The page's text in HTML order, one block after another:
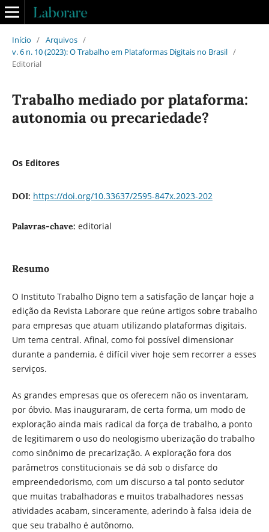
Início / Arquivos /
v. 6 n. 10 (2023): O Trabalho em Plataformas Digitais no Brasil /
Editorial
Trabalho mediado por plataforma:
autonomia ou precariedade?
Os Editores
DOI: https://doi.org/10.33637/2595-847x.2023-202
Palavras-chave: editorial
Resumo
O Instituto Trabalho Digno tem a satisfação de lançar hoje a
edição da Revista Laborare que reúne artigos sobre trabalho
para empresas que atuam utilizando plataformas digitais.
Um tema central. Afinal, como foi possível dimensionar
durante a pandemia, é difícil viver hoje sem recorrer a esses
serviços.
As grandes empresas que os oferecem não os inventaram,
por óbvio. Mas inauguraram, de certa forma, um modo de
exploração ainda mais radical da força de trabalho, a ponto
de legitimarem o uso do neologismo uberização do trabalho
como sinônimo de precarização. A exploração fora dos
parâmetros constitucionais se dá sob o disfarce do
empreendedorismo, com um discurso a tal ponto sedutor
que muitas trabalhadoras e muitos trabalhadores nessas
atividades acabam, sinceramente, aderindo à falsa ideia de
que seu trabalho é autônomo.